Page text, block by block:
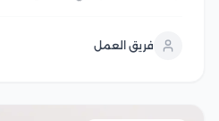
وتعد السعودية موطنًا للعديد
فريق العمل